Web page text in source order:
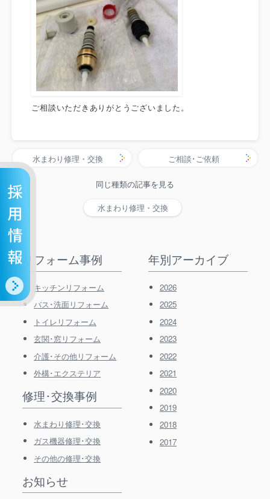
ご相談いただきありがとうございました。
水まわり修理・交換 ご相談･ご依頼
同じ種類の記事を見る
水まわり修理・交換
リフォーム事例
キッチンリフォーム
バス･洗面リフォーム
トイレリフォーム
玄関･窓リフォーム
介護･その他リフォーム
外構･エクステリア
修理･交換事例
水まわり修理･交換
ガス機器修理･交換
その他の修理･交換
お知らせ
年別アーカイブ
2026
2025
2024
2023
2022
2021
2020
2019
2018
2017